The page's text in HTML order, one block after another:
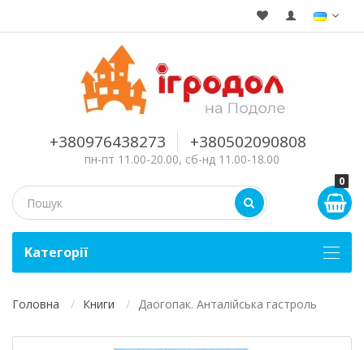
+380976438273 +380502090808
пн-пт 11.00-20.00, сб-нд 11.00-18.00
0
Kатегорії
Головна Книги Даогопак. Анталійська гастроль